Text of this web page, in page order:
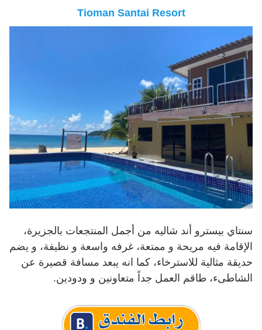
Tioman Santai Resort
سنتاي بيسترو أند شاليه من أجمل المنتجعات بالجزيرة،
الإقامة فيه مريحة و ممتعة، غرفه واسعة و نظيفة، و يضم
حديقة مثالية للاسترخاء، كما انه يبعد مسافة قصيرة عن
الشاطىء، طاقم العمل جداً متعاونين و ودودين.